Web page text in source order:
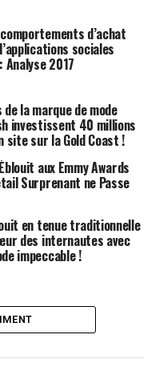
se sont
aux coutures
⁢élégant pantalon
⁤laine réversible à
légèrement spongieux.
entre deux couches
», présente des
pour créer⁤ une
sur le cintre,
d’œuvre‍ ! « Cette fois,
à porter,‍ tout en
» ​explique-t-il. « Il‌
et ‌de la sensation⁤ de
d’achat
sociales
Analyse 2017
la marque de mode
investissent 40 millions
site sur la Gold Coast !
aux Emmy Awards
Surprenant ne Passe
en tenue traditionnelle
des internautes avec
impeccable !